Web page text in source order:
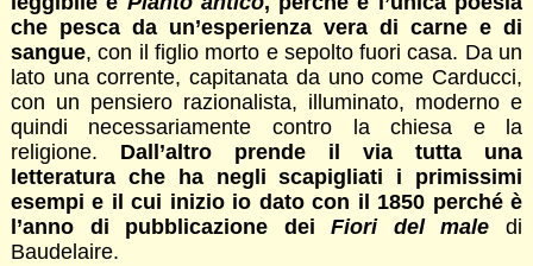
che pesca da un’esperienza vera di carne e di
sangue, con il figlio morto e sepolto fuori casa. Da un
lato una corrente, capitanata da uno come Carducci,
con un pensiero razionalista, illuminato, moderno e
quindi necessariamente contro la chiesa e la
religione. Dall’altro prende il via tutta una
letteratura che ha negli scapigliati i primissimi
esempi e il cui inizio io dato con il 1850 perché è
l’anno di pubblicazione deiFiori del male
di
Baudelaire.